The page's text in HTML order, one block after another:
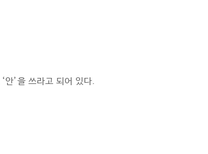
‘안’을 쓰라고 되어 있다.